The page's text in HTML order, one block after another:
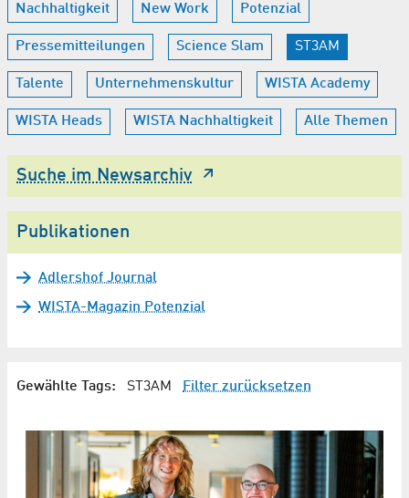
Nachhaltigkeit New Work Potenzial
Pressemitteilungen Science Slam ST3AM
Talente Unternehmenskultur WISTA Academy
WISTA Heads WISTA Nachhaltigkeit Alle Themen
Suche im Newsarchiv
Publikationen
Adlershof Journal
WISTA-Magazin Potenzial
Gewählte Tags: ST3AM Filter zurücksetzen